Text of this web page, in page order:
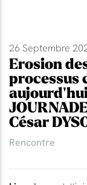
26 Septembre
Erosion
processus
César
Rencontre